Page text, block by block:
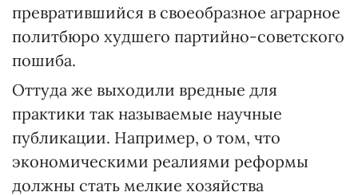
превратившийся в своеобразное аграрное
политбюро худшего партийно-советского
пошиба.
Оттуда же выходили вредные для
практики так называемые научные
публикации. Например, о том, что
экономическими реалиями реформы
должны стать мелкие хозяйства